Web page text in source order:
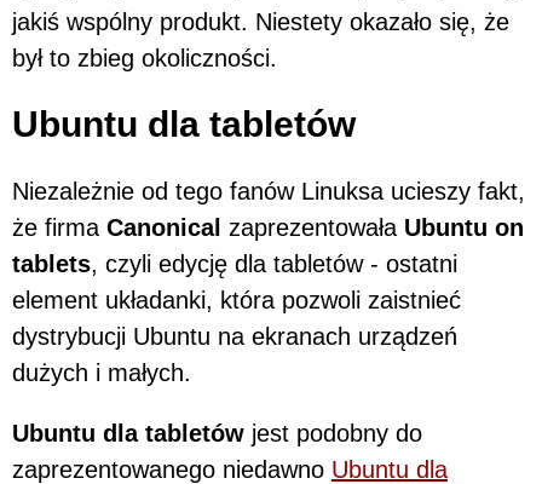
jakiś wspólny produkt. Niestety okazało się, że
był to zbieg okoliczności.
Ubuntu dla tabletów
Niezależnie od tego fanów Linuksa ucieszy fakt,
że firma Canonical zaprezentowała Ubuntu on
tablets, czyli edycję dla tabletów - ostatni
element układanki, która pozwoli zaistnieć
dystrybucji Ubuntu na ekranach urządzeń
dużych i małych.
Ubuntu dla tabletów jest podobny do
zaprezentowanego niedawno Ubuntu dla